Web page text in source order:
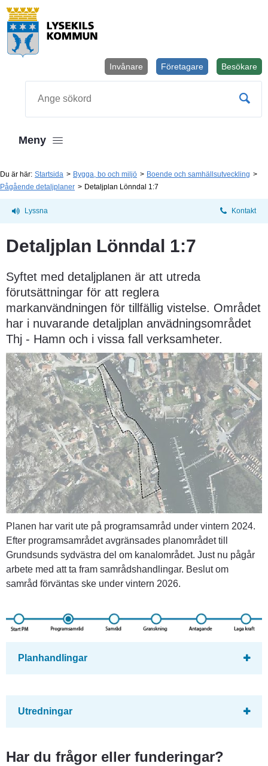
Besökare
Företagare
Invånare
Meny
Du är här: Startsida Bygga, bo och miljö
Boende och samhällsutveckling
Pågående detaljplaner
Detaljplan Lönndal 1:7
Lyssna Kontakt
Detaljplan Lönndal 1:7
Syftet med detaljplanen är att utreda
förutsättningar för att reglera
markanvändningen för tillfällig vistelse. Området
har i nuvarande detaljplan anvädningsområdet
Thj - Hamn och i vissa fall verksamheter.
Planen har varit ute på programsamråd under vintern 2024.
Efter programsamrådet avgränsades planområdet till
Grundsunds sydvästra del om kanalområdet. Just nu pågår
arbete med att ta fram samrådshandlingar. Beslut om
samråd förväntas ske under vintern 2026.
Planhandlingar
Utredningar
Har du frågor eller funderingar?